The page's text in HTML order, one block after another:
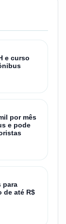
e curso
por mês
e pode
para
de até R$